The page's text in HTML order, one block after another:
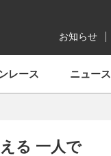
お知らせ
レース ニュース
る 一人で